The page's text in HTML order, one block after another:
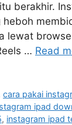
berakhir.
lewat
… Read
cara pakai
ipad
, instagram ipad